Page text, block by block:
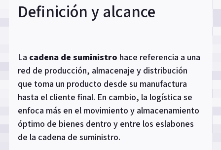
Definición y alcance
La cadena de suministro hace referencia a una
red de producción, almacenaje y distribución
que toma un producto desde su manufactura
hasta el cliente final. En cambio, la logística se
enfoca más en el movimiento y almacenamiento
óptimo de bienes dentro y entre los eslabones
de la cadena de suministro.